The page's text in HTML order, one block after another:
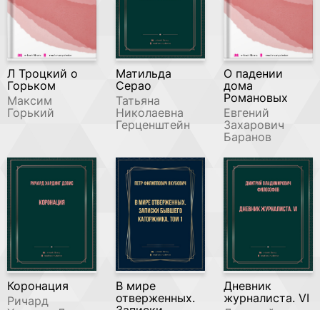
Л Троцкий о
Горьком
Максим
Горький
Матильда
Серао
Татьяна
Николаевна
Герценштейн
О падении
дома
Романовых
Евгений
Захарович
Баранов
Коронация
Ричард
В мире
отверженных.
Дневник
журналиста. VI